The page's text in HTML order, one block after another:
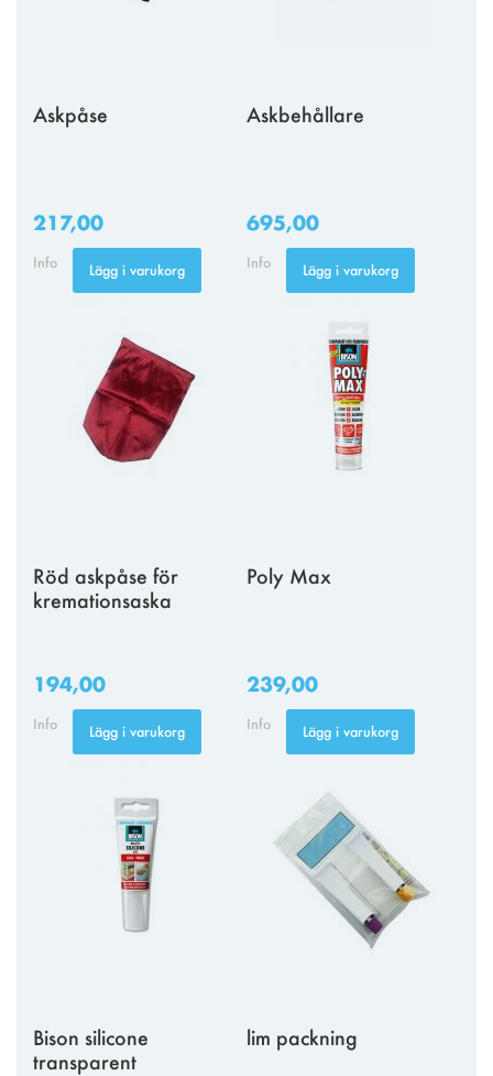
Askpåse
217,00
Info Lägg i varukorg
Askbehållare
695,00
Info Lägg i varukorg
Röd askpåse för
kremationsaska
194,00
Info Lägg i varukorg
Poly Max
239,00
Info Lägg i varukorg
Bison silicone
transparent
lim packning